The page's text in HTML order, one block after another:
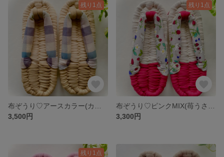
残り1点
3,500円
残り1点
3,300円
残り1点